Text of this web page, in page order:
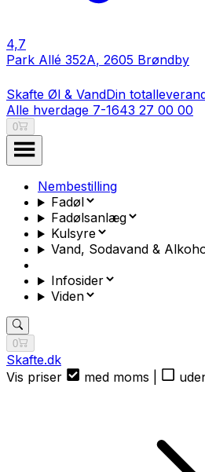
4,7
Park Allé 352A, 2605 Brøndby
Skafte Øl & VandDin
Alle hverdage 7-1643 27 00 00
0
Nembestilling
Fadøl
Fadølsanlæg
Kulsyre
Vand, Sodavand &
Infosider
Viden
0
Skafte.dk
Vis priser
med moms